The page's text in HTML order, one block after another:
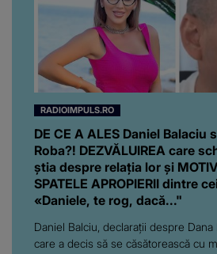
RADIOIMPULS.RO
DE CE A ALES Daniel Balaciu
Roba?! DEZVĂLUIREA care
știa despre relația lor și
SPATELE APROPIERII dintre
«Daniele, te rog, dacă..."
Daniel Balciu, declarații despre
care a decis să se căsătorească cu